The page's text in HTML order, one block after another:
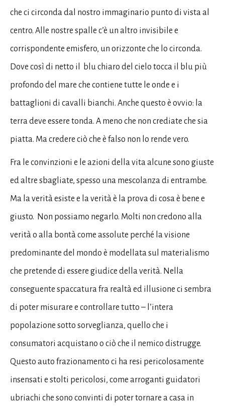
che ci circonda dal nostro immaginario punto di vista al
centro. Alle nostre spalle c’è un altro invisibile e
corrispondente emisfero, un orizzonte che lo circonda.
Dove così di netto il blu chiaro del cielo tocca il blu più
profondo del mare che contiene tutte le onde e i
battaglioni di cavalli bianchi. Anche questo è ovvio: la
terra deve essere tonda. A meno che non crediate che sia
piatta. Ma credere ciò che è falso non lo rende vero.
Fra le convinzioni e le azioni della vita alcune sono giuste
ed altre sbagliate, spesso una mescolanza di entrambe.
Ma la verità esiste e la verità è la prova di cosa è bene e
giusto. Non possiamo negarlo. Molti non credono alla
verità o alla bontà come assolute perché la visione
predominante del mondo è modellata sul materialismo
che pretende di essere giudice della verità. Nella
conseguente spaccatura fra realtà ed illusione ci sembra
di poter misurare e controllare tutto – l’intera
popolazione sotto sorveglianza, quello che i
consumatori acquistano o ciò che il nemico distrugge.
Questo auto frazionamento ci ha resi pericolosamente
insensati e stolti pericolosi, come arroganti guidatori
ubriachi che sono convinti di poter tornare a casa in